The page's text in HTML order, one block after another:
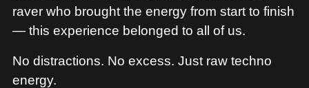
raver who brought the energy from start to finish
— this experience belonged to all of us.
No distractions. No excess. Just raw techno
energy.